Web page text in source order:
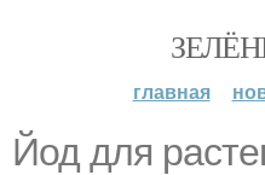
главная
Йод для